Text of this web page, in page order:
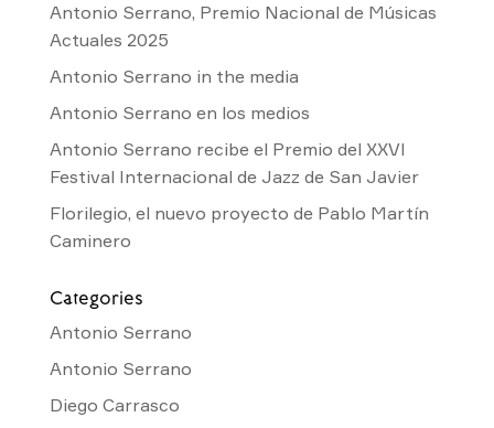
Antonio Serrano, Premio Nacional de Músicas
Actuales 2025
Antonio Serrano in the media
Antonio Serrano en los medios
Antonio Serrano recibe el Premio del XXVI
Festival Internacional de Jazz de San Javier
Florilegio, el nuevo proyecto de Pablo Martín
Caminero
Categories
Antonio Serrano
Antonio Serrano
Diego Carrasco